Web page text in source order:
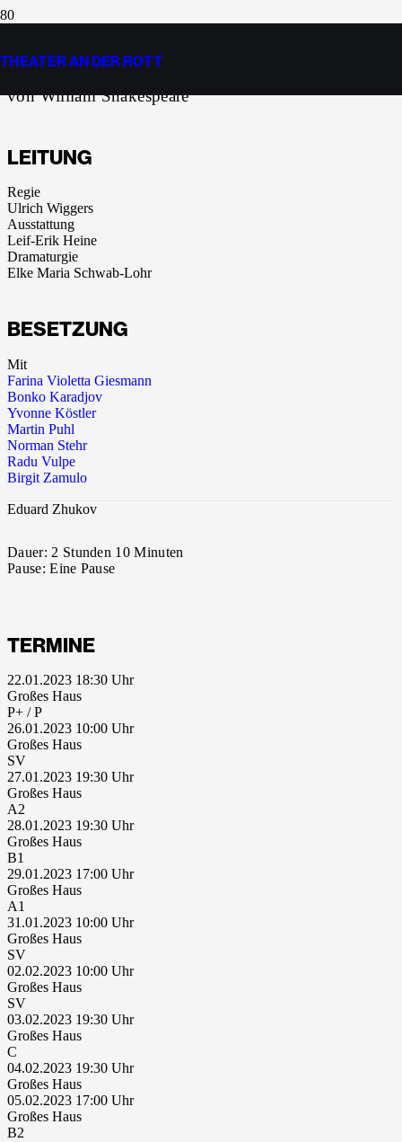
THEATER AN DER ROTT
DER STURM
von William Shakespeare
LEITUNG
Regie
Ulrich Wiggers
Ausstattung
Leif-Erik Heine
Dramaturgie
Elke Maria Schwab-Lohr
BESETZUNG
Mit
Farina Violetta Giesmann
Bonko Karadjov
Yvonne Köstler
Martin Puhl
Norman Stehr
Radu Vulpe
Birgit Zamulo
Eduard Zhukov
Dauer: 2 Stunden 10 Minuten
Pause:Eine Pause
TERMINE
22.01.2023 18:30
Großes Haus
P+ / P
26.01.2023 10:00
Großes Haus
SV
27.01.2023 19:30
Großes Haus
A2
28.01.2023 19:30
Großes Haus
B1
29.01.2023 17:00
Großes Haus
A1
31.01.2023 10:00
Großes Haus
SV
02.02.2023 10:00
Großes Haus
SV
03.02.2023 19:30
Großes Haus
C
04.02.2023 19:30
Großes Haus
05.02.2023 17:00
Großes Haus
B2